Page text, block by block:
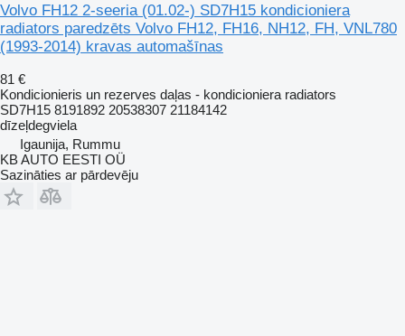
Volvo FH12 2-seeria (01.02-) SD7H15 kondicioniera
radiators paredzēts Volvo FH12, FH16, NH12, FH, VNL780
(1993-2014) kravas automašīnas
81 €
Kondicionieris un rezerves daļas - kondicioniera radiators
SD7H15 8191892 20538307 21184142
dīzeļdegviela
Igaunija, Rummu
KB AUTO EESTI OÜ
Sazināties ar pārdevēju